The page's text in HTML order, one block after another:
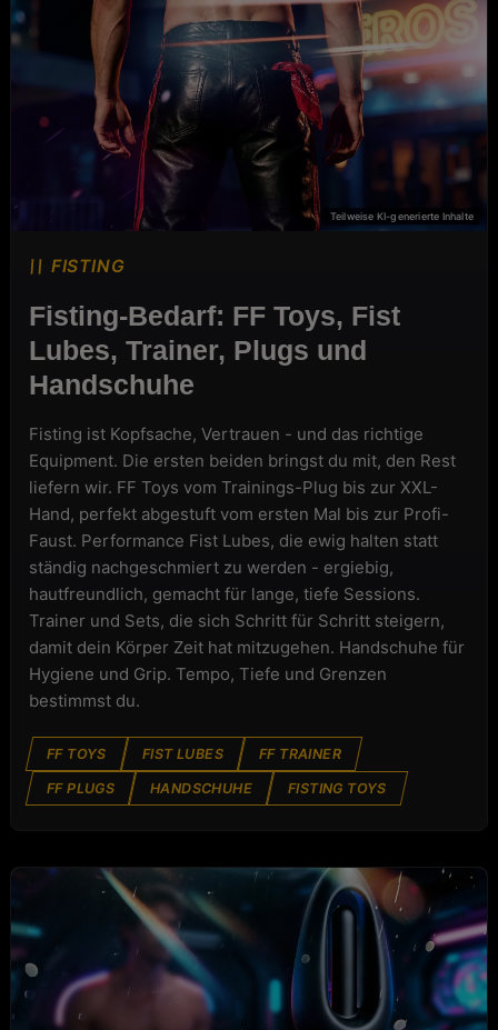
FISTING
FISTING
Fisting-Bedarf: FF Toys, Fist
Lubes, Trainer, Plugs und
Handschuhe
Fisting ist Kopfsache, Vertrauen - und das richtige
Equipment. Die ersten beiden bringst du mit, den Rest
liefern wir. FF Toys vom Trainings-Plug bis zur XXL-
Hand, perfekt abgestuft vom ersten Mal bis zur Profi-
Faust. Performance Fist Lubes, die ewig halten statt
ständig nachgeschmiert zu werden - ergiebig,
hautfreundlich, gemacht für lange, tiefe Sessions.
Trainer und Sets, die sich Schritt für Schritt steigern,
damit dein Körper Zeit hat mitzugehen. Handschuhe für
Hygiene und Grip. Tempo, Tiefe und Grenzen
bestimmst du.
FF TOYS FIST LUBES FF TRAINER
FF PLUGS HANDSCHUHE FISTING TOYS
ANAL PLAY